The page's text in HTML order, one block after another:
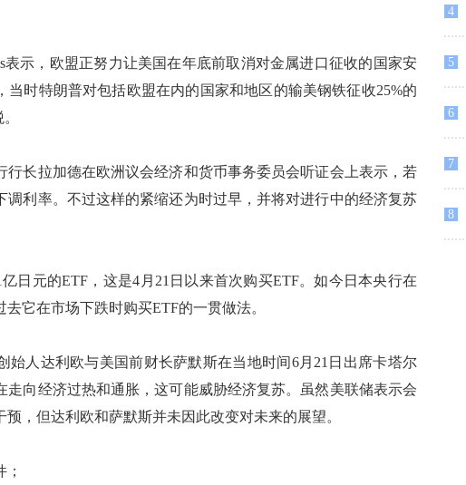
示，欧盟正努力让美国在年底前取消对金属进口征收的国家安
当时特朗普对包括欧盟在内的国家和地区的输美钢铁征收25%的
长拉加德在欧洲议会经济和货币事务委员会听证会上表示，若
调利率。不过这样的紧缩还为时过早，并将对进行中的经济复苏
元的ETF，这是4月21日以来首次购买ETF。如今日本央行在
它在市场下跌时购买ETF的一贯做法。
人达利欧与美国前财长萨默斯在当地时间6月21日出席卡塔尔
走向经济过热和通胀，这可能威胁经济复苏。虽然美联储表示会
，但达利欧和萨默斯并未因此改变对未来的展望。
4
5
6
7
8